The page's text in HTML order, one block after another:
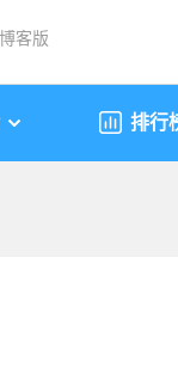
博客版
排行